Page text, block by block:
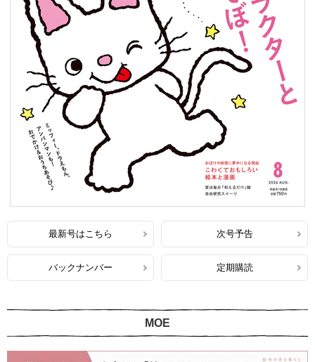
最新号はこちら 次号予告
バックナンバー 定期購読
MOE